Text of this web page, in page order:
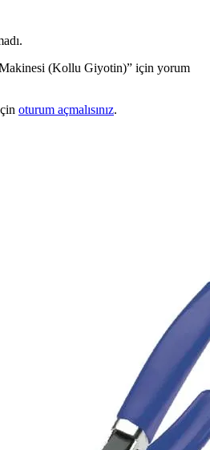
(Kollu Giyotin)” için yorum
oturum açmalısınız.